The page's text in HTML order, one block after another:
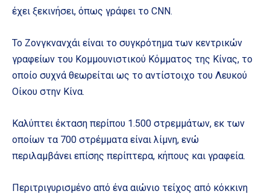
έχει ξεκινήσει, όπως γράφει το CNN.
Το Ζονγκνανχάι είναι το συγκρότημα των κεντρικών
γραφείων του Κομμουνιστικού Κόμματος της Κίνας, το
οποίο συχνά θεωρείται ως το αντίστοιχο του Λευκού
Οίκου στην Κίνα.
Καλύπτει έκταση περίπου 1.500 στρεμμάτων, εκ των
οποίων τα 700 στρέμματα είναι λίμνη, ενώ
περιλαμβάνει επίσης περίπτερα, κήπους και γραφεία.
Περιτριγυρισμένο από ένα αιώνιο τείχος από κόκκινη